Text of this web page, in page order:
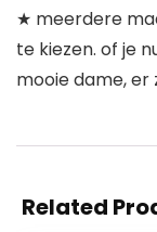
★ meerdere
te kiezen. of je
mooie dame, er
Related